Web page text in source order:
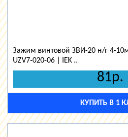
Зажим винтовой ЗВИ-20 н/г 4-
UZV7-020-06 | IEK ..
81р.
КУПИТЬ В 1